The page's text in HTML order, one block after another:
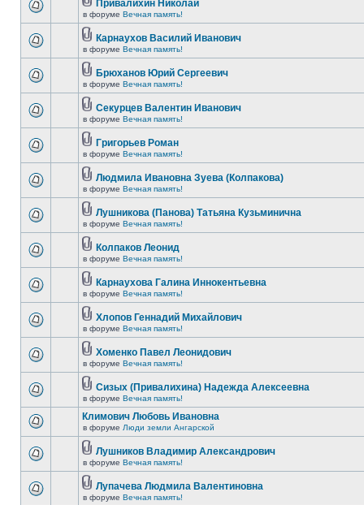
Привалихин Николай
в форуме Вечная память!
Карнаухов Василий Иванович
в форуме Вечная память!
Брюханов Юрий Сергеевич
в форуме Вечная память!
Секурцев Валентин Иванович
в форуме Вечная память!
Григорьев Роман
в форуме Вечная память!
Людмила Ивановна Зуева (Колпакова)
в форуме Вечная память!
Лушникова (Панова) Татьяна Кузьминична
в форуме Вечная память!
Колпаков Леонид
в форуме Вечная память!
Карнаухова Галина Иннокентьевна
в форуме Вечная память!
Хлопов Геннадий Михайлович
в форуме Вечная память!
Хоменко Павел Леонидович
в форуме Вечная память!
Сизых (Привалихина) Надежда Алексеевна
в форуме Вечная память!
Климович Любовь Ивановна
в форуме Люди земли Ангарской
Лушников Владимир Александрович
в форуме Вечная память!
Лупачева Людмила Валентиновна
в форуме Вечная память!